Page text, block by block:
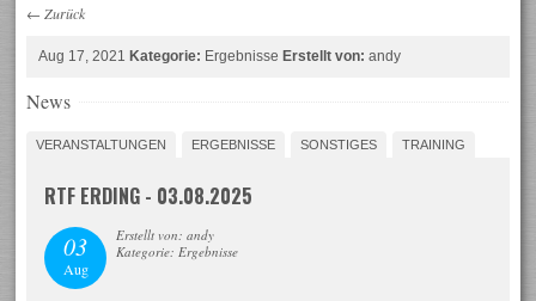
← Zurück
Aug 17, 2021Kategorie: ErgebnisseErstellt von: andy
News
VERANSTALTUNGEN ERGEBNISSE SONSTIGES TRAINING
RTF ERDING - 03.08.2025
03
Aug
Erstellt von: andy
Kategorie: Ergebnisse